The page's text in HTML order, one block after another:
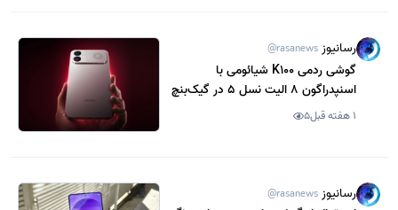
رسانیوز @rasanews
گوشی ردمی K100 شیائومی با
اسنپدراگون 8 الیت نسل 5 در گیک‌بنچ
رویت شد1 هفته قبل 5
رسانیوز @rasanews